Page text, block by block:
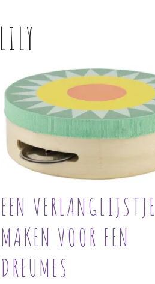
LILY
EEN VERLANGLIJSTJE
MAKEN VOOR EEN
DREUMES